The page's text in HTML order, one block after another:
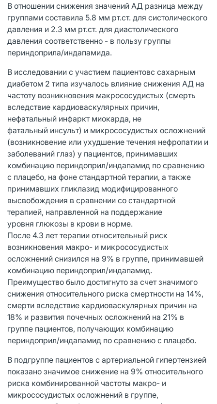
В отношении снижения значений АД разница между
группами составила 5.8 мм рт.ст. для систолического
давления и 2.3 мм рт.ст. для диастолического
давления соответственно - в пользу группы
периндоприла/индапамида.
В исследовании с участием пациентовс сахарным
диабетом 2 типа изучалось влияние снижения АД на
частоту возникновения макрососудистых (смерть
вследствие кардиоваскулярных причин,
нефатальный инфаркт миокарда, не
фатальный инсульт) и микрососудистых осложнений
(возникновение или ухудшение течения нефропатии и
заболеваний глаз) у пациентов, принимавших
комбинацию периндоприл/индапамид по сравнению
с плацебо, на фоне стандартной терапии, а также
принимавших гликлазид модифицированного
высвобождения в сравнении со стандартной
терапией, направленной на поддержание
уровня глюкозы в крови в норме.
После 4.3 лет терапии относительный риск
возникновения макро- и микрососудистых
осложнений снизился на 9% в группе, принимавшей
комбинацию периндоприл/индапамид.
Преимущество было достигнуто за счет значимого
снижения относительного риска смертности на 14%,
смерти вследствие кардиоваскулярных причин на
18% и развития почечных осложнений на 21% в
группе пациентов, получающих комбинацию
периндоприл/индапамид по сравнению с плацебо.
В подгруппе пациентов с артериальной гипертензией
показано значимое снижение на 9% относительного
риска комбинированной частоты макро- и
микрососудистых осложнений в группе,